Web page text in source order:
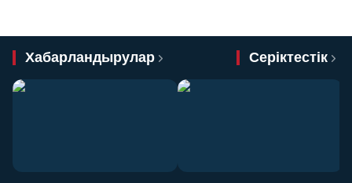
Хабарландырулар Серіктестік